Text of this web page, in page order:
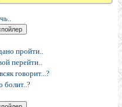
пройти..
перейти..
говорит...?
болит..?